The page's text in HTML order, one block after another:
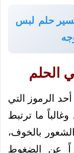
حلم لبس
الحلم
الرموز التي
ما ترتبط
بالخوف،
عن الضغوط